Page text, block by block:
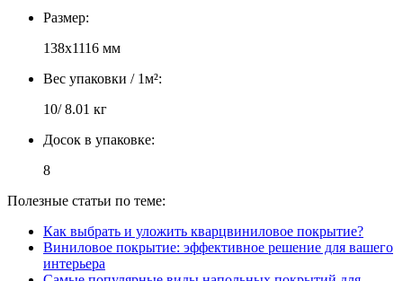
Размер:
138х1116 мм
Вес упаковки / 1м²:
10/ 8.01 кг
Досок в упаковке:
8
Полезные статьи по теме:
Как выбрать и уложить кварцвиниловое покрытие?
Виниловое покрытие: эффективное решение для вашего
интерьера